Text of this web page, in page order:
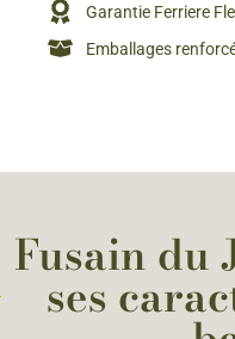
Garantie Ferriere
Emballages
Fusain du
ses